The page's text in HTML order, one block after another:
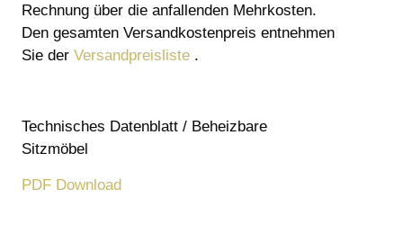
Rechnung über die anfallenden Mehrkosten.
Den gesamten Versandkostenpreis entnehmen
Sie der Versandpreisliste .
Technisches Datenblatt / Beheizbare
Sitzmöbel
PDF Download